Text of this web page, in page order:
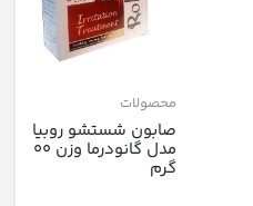
محصولات
صابون شستشو روبیان
مدل گانودرما وزن 100
گرم